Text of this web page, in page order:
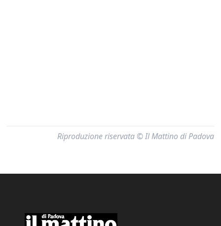
Riproduzione riservata © Il Mattino di Padova